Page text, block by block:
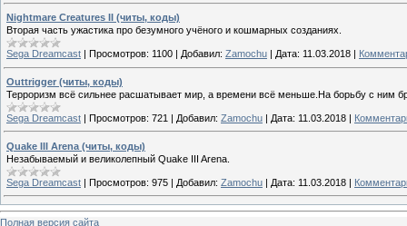
Nightmare Creatures II (читы, коды)
Вторая часть ужастика про безумного учёного и кошмарных созданиях.
Sega Dreamcast Просмотров: 1100 Добавил: Zamochu Дата: 11.03.2018
Outtrigger (читы, коды)
Терроризм всё сильнее расшатывает мир, а времени всё меньше.На борьбу с ним
Sega Dreamcast | Просмотров: 721 | Добавил: Zamochu | Дата: 11.03.2018 |
Quake III Arena (читы, коды)
Незабываемый и великолепный Quake III Arena.
Sega Dreamcast | Просмотров: 975 | Добавил: Zamochu | Дата: 11.03.2018 |
Полная версия сайта